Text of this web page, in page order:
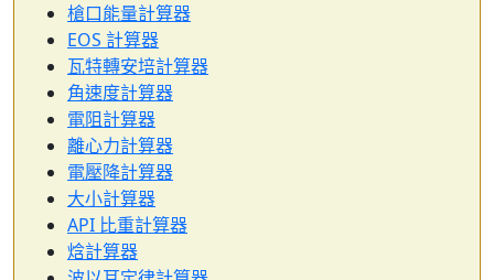
槍口能量計算器
EOS 計算器
瓦特轉安培計算器
角速度計算器
電阻計算器
離心力計算器
電壓降計算器
大小計算器
API 比重計算器
焓計算器